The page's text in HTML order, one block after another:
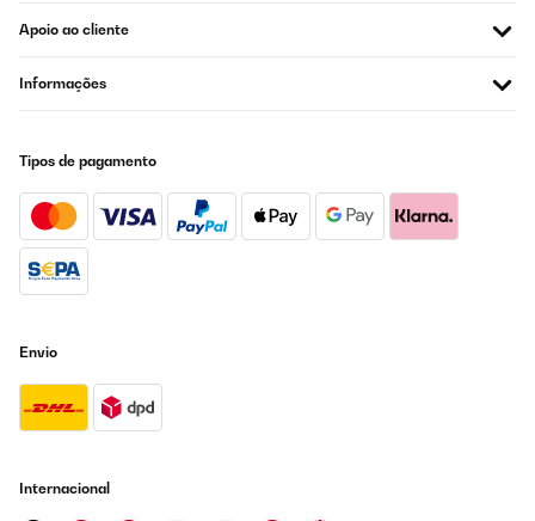
03/11/2024
das Gerät war gut verpackt. Der Verkäufer war sehr hilfsbereit
Schall- und Vibrationsisolierung darunter anbringen. Ansonsten
ist es sehr empfehlenswert für jeden, der sauberes und frisches
Wasser schätzt.
Amazon-Benutzer
Apoio ao cliente
Informações
Tipos de pagamento
Envio
Internacional